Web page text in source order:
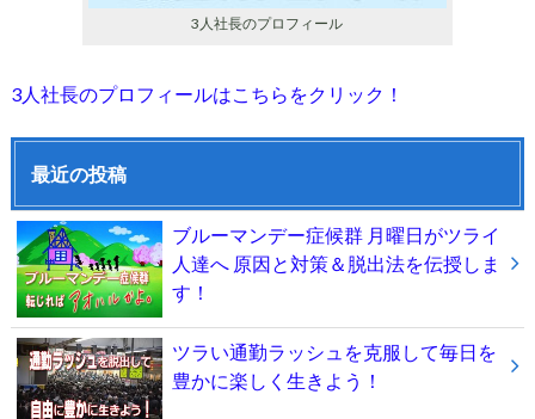
3人社長のプロフィール
3人社長のプロフィールはこちらをクリック！
最近の投稿
ブルーマンデー症候群 月曜日がツライ
人達へ 原因と対策＆脱出法を伝授しま
す！
ツラい通勤ラッシュを克服して毎日を
豊かに楽しく生きよう！